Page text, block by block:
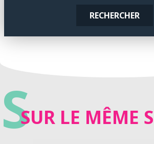
RECHERCHER
SSUR LE MÊME